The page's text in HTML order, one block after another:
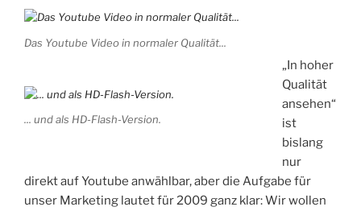
Das Youtube Video in normaler Qualität...
... und als HD-Flash-Version.
„In hoher
Qualität
ansehen“
ist
bislang
nur
direkt auf Youtube anwählbar, aber die Aufgabe für
unser Marketing lautet für 2009 ganz klar: Wir wollen